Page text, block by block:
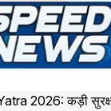
2026: कड़ी